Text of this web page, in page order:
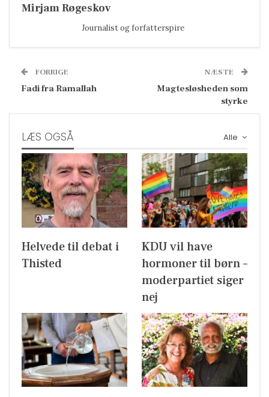
Mirjam Røgeskov
Journalist og forfatterspire
FORRIGE
Fadi fra Ramallah
NÆSTE
Magtesløsheden som
styrke
Alle
LÆS OGSÅ
Helvede til debat i
Thisted
KDU vil have
hormoner til børn –
moderpartiet siger
nej